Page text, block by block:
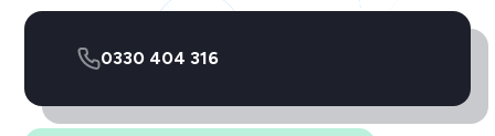
0330 404 316